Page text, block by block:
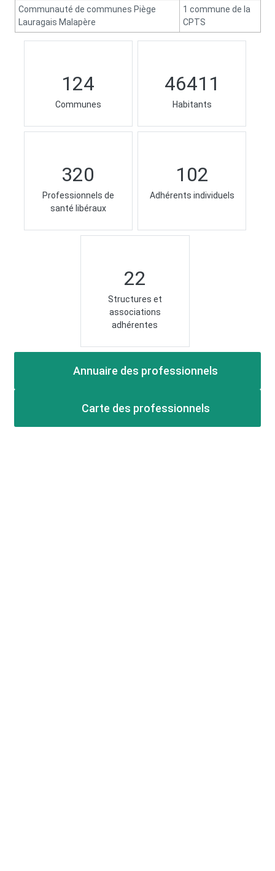
Communauté de communes Piège
Lauragais Malapère
1 commune de la
CPTS
124
Communes
46411
Habitants
320
Professionnels de
santé libéraux
102
Adhérents individuels
22
Structures et
associations
adhérentes
Annuaire des professionnels
Carte des professionnels